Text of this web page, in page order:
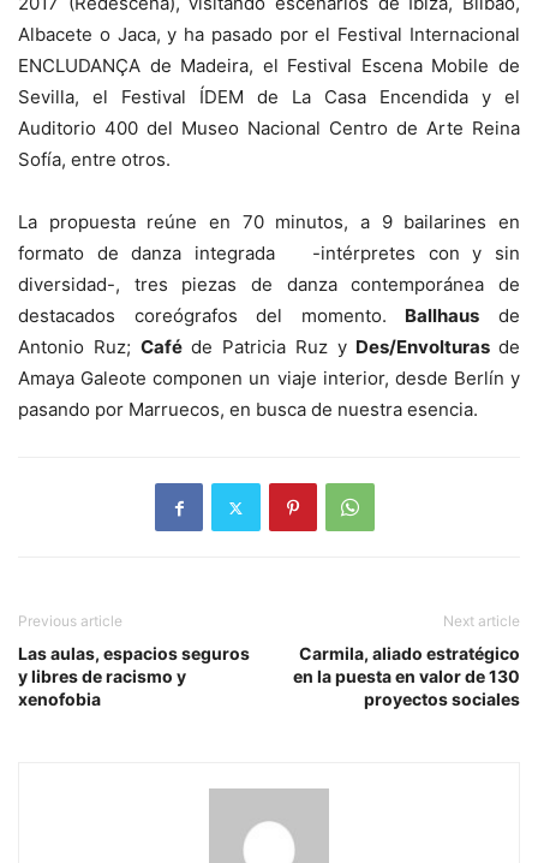
Albacete o Jaca, y ha pasado por el Festival Internacional
ENCLUDANÇA de Madeira, el Festival Escena Mobile de
Sevilla, el Festival ÍDEM de La Casa Encendida y el
Auditorio 400 del Museo Nacional Centro de Arte Reina
Sofía, entre otros.
La propuesta reúne en 70 minutos, a 9 bailarines en
formato de danza integrada -intérpretes con y sin
diversidad-, tres piezas de danza contemporánea de
destacados coreógrafos del momento. Ballhaus de
Antonio Ruz; Caféde Patricia Ruz y Des/Envolturas de
Amaya Galeote componen un viaje interior, desde Berlín y
pasando por Marruecos, en busca de nuestra esencia.
Previous article
Las aulas, espacios seguros
y libres de racismo y
xenofobia
Next article
Carmila, aliado estratégico
en la puesta en valor de 130
proyectos sociales